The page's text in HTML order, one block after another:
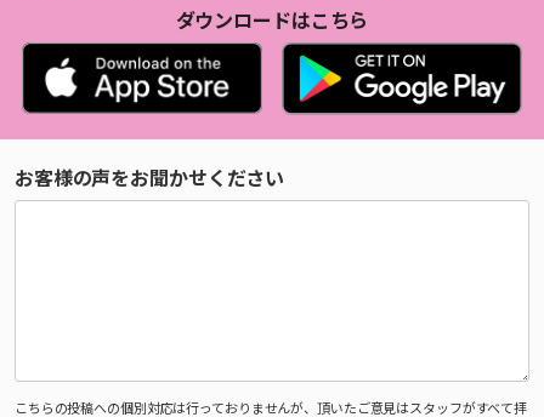
ダウンロードはこちら
お客様の声をお聞かせください
こちらの投稿への個別対応は行っておりませんが、頂いたご意見はスタッフがすべて拝